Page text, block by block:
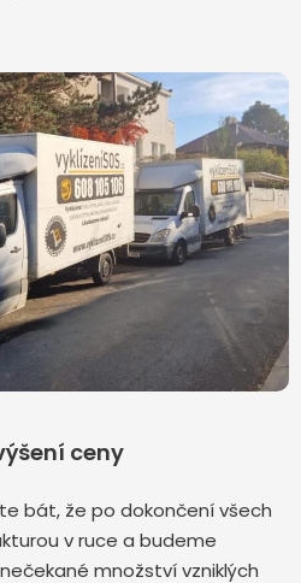
ceny
bát, že po dokončení všech
v ruce a budeme
množství vzniklých